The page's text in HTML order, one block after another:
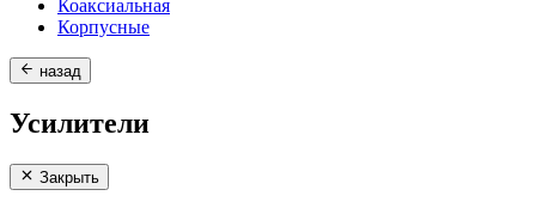
Коаксиальная
Корпусные
назад
Усилители
Закрыть